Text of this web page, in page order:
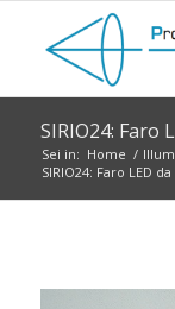
SIRIO24: Faro
Sei in: Home /
SIRIO24: Faro LED